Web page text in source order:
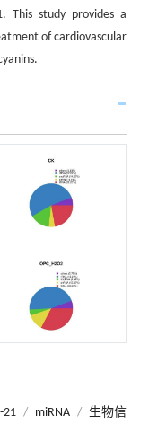
This study provides a
of cardiovascular
21 / miRNA / 生物信